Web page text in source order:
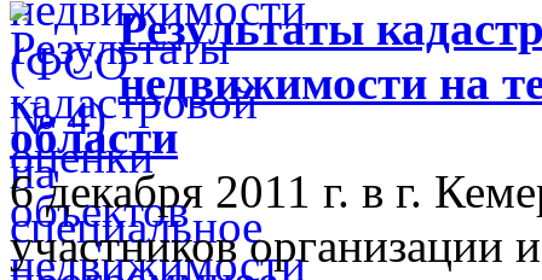
Результаты
недвижимости на
области
6 декабря 2011 г. в г.
участников организации